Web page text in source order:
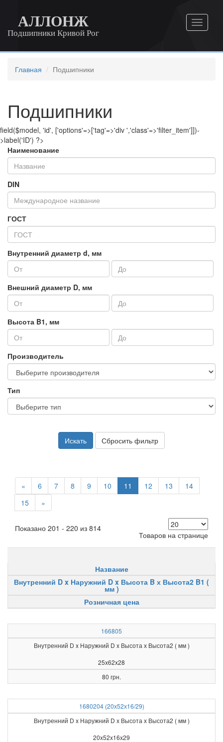
АЛЛОНЖ
Подшипники Кривой Рог
Главная Подшипники
Подшипники
field($model, 'id', ['options'=>['tag'=>'div ','class'=>'filter_item']])-
>label('ID') ?>
Наименование
DIN
ГОСТ
Внутренний диаметр d, мм
Внешний диаметр D, мм
Высота B1, мм
Производитель
Тип
Искать Сбросить фильтр
« 6 7 8 9 10 11 12 13
14
15
»
Показано 201 - 220 из 814
Товаров на странице
Название
Внутренний D x Наружний D x Высота B х Высота2 B1 (
мм )
Розничная цена
166805
Внутренний D x Наружний D x Высота х Высота2 ( мм )
25x62x28
80 грн.
1680204 (20х52х16/29)
Внутренний D x Наружний D x Высота х Высота2 ( мм )
20x52x16x29